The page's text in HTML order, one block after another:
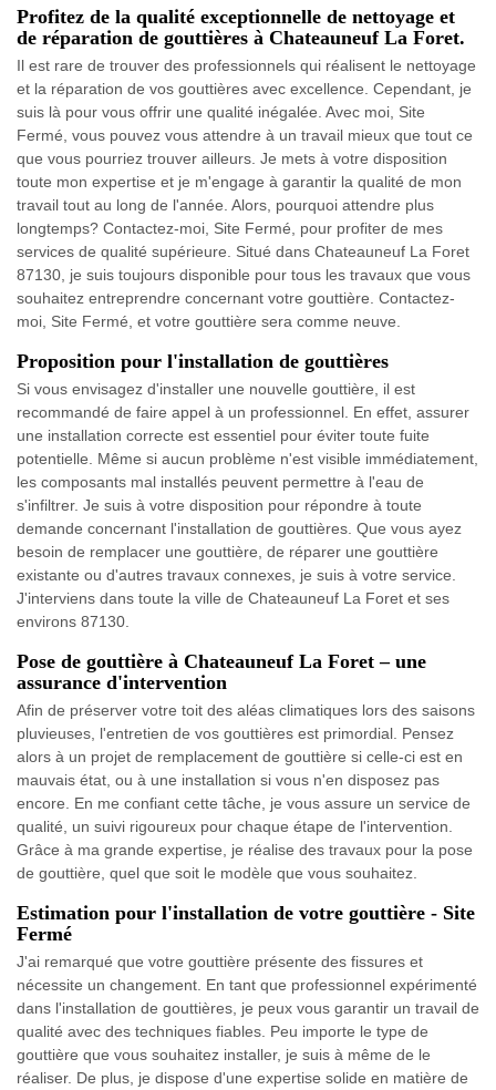
Profitez de la qualité exceptionnelle de nettoyage et
de réparation de gouttières à Chateauneuf La Foret.
Il est rare de trouver des professionnels qui réalisent le nettoyage
et la réparation de vos gouttières avec excellence. Cependant, je
suis là pour vous offrir une qualité inégalée. Avec moi, Site
Fermé, vous pouvez vous attendre à un travail mieux que tout ce
que vous pourriez trouver ailleurs. Je mets à votre disposition
toute mon expertise et je m'engage à garantir la qualité de mon
travail tout au long de l'année. Alors, pourquoi attendre plus
longtemps? Contactez-moi, Site Fermé, pour profiter de mes
services de qualité supérieure. Situé dans Chateauneuf La Foret
87130, je suis toujours disponible pour tous les travaux que vous
souhaitez entreprendre concernant votre gouttière. Contactez-
moi, Site Fermé, et votre gouttière sera comme neuve.
Proposition pour l'installation de gouttières
Si vous envisagez d'installer une nouvelle gouttière, il est
recommandé de faire appel à un professionnel. En effet, assurer
une installation correcte est essentiel pour éviter toute fuite
potentielle. Même si aucun problème n'est visible immédiatement,
les composants mal installés peuvent permettre à l'eau de
s'infiltrer. Je suis à votre disposition pour répondre à toute
demande concernant l'installation de gouttières. Que vous ayez
besoin de remplacer une gouttière, de réparer une gouttière
existante ou d'autres travaux connexes, je suis à votre service.
J'interviens dans toute la ville de Chateauneuf La Foret et ses
environs 87130.
Pose de gouttière à Chateauneuf La Foret – une
assurance d'intervention
Afin de préserver votre toit des aléas climatiques lors des saisons
pluvieuses, l'entretien de vos gouttières est primordial. Pensez
alors à un projet de remplacement de gouttière si celle-ci est en
mauvais état, ou à une installation si vous n'en disposez pas
encore. En me confiant cette tâche, je vous assure un service de
qualité, un suivi rigoureux pour chaque étape de l'intervention.
Grâce à ma grande expertise, je réalise des travaux pour la pose
de gouttière, quel que soit le modèle que vous souhaitez.
Estimation pour l'installation de votre gouttière - Site
Fermé
J'ai remarqué que votre gouttière présente des fissures et
nécessite un changement. En tant que professionnel expérimenté
dans l'installation de gouttières, je peux vous garantir un travail de
qualité avec des techniques fiables. Peu importe le type de
gouttière que vous souhaitez installer, je suis à même de le
réaliser. De plus, je dispose d'une expertise solide en matière de